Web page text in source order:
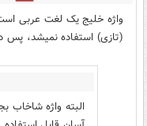
واژه خلیج یک لغت عربی
(تازی) استفاده نمیشد،
البته واژه شاخاب